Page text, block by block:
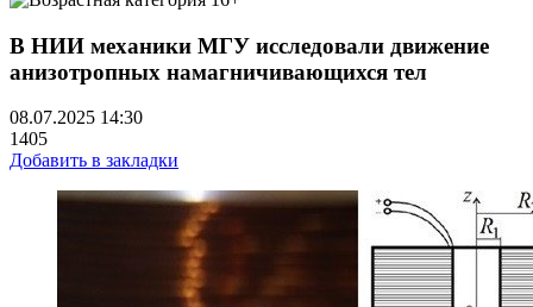
В НИИ механики МГУ исследовали движение
анизотропных намагничивающихся тел
08.07.2025 14:30
1405
Добавить в закладки